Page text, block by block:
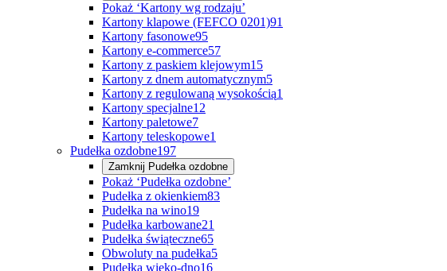
Pokaż ‘Kartony wg rodzaju’
Kartony klapowe (FEFCO 0201)91
Kartony fasonowe95
Kartony e-commerce57
Kartony z paskiem klejowym15
Kartony z dnem automatycznym5
Kartony z regulowaną wysokością1
Kartony specjalne12
Kartony paletowe7
Kartony teleskopowe1
Pudełka ozdobne197
Zamknij Pudełka ozdobne
Pokaż ‘Pudełka ozdobne’
Pudełka z okienkiem83
Pudełka na wino19
Pudełka karbowane21
Pudełka świąteczne65
Obwoluty na pudełka5
Pudełka wieko-dno16